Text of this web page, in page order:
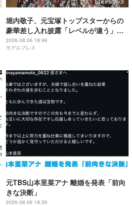
堀内敬子、元宝塚トップスターからの
豪華差し入れ披露「レベルが違う」
「これは嬉しすぎる」と反響
2026.08.06 18:46
モデルプレス
元TBS山本里菜アナ 離婚を発表「前向
きな決断」
2026.08.06 18:36